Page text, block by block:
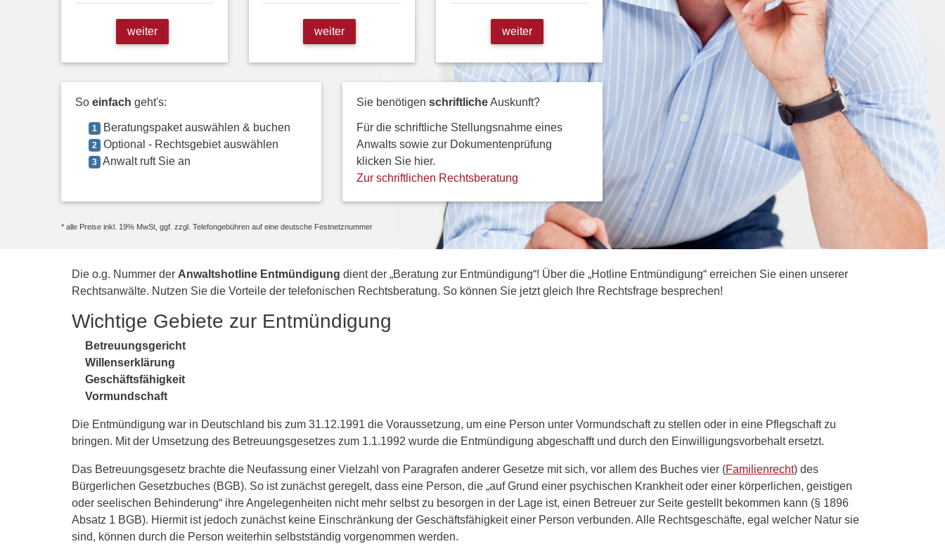
weiter weiter weiter
So einfach geht's:
1 Beratungspaket auswählen & buchen
2 Optional - Rechtsgebiet auswählen
3 Anwalt ruft Sie an
Sie benötigen schriftlicheAuskunft?
Für die schriftliche Stellungsnahme eines
Anwalts sowie zur Dokumentenprüfung
klicken Sie hier.
Zur schriftlichen Rechtsberatung
* alle Preise inkl. 19% MwSt, ggf. zzgl. Telefongebühren auf eine deutsche Festnetznummer
Die o.g. Nummer der Anwaltshotline Entmündigung dient der „Beratung zur Entmündigung“! Über die „Hotline Entmündigung“ erreichen Sie einen unserer
Rechtsanwälte. Nutzen Sie die Vorteile der telefonischen Rechtsberatung. So können Sie jetzt gleich Ihre Rechtsfrage besprechen!
Wichtige Gebiete zur Entmündigung
Betreuungsgericht
Willenserklärung
Geschäftsfähigkeit
Vormundschaft
Die Entmündigung war in Deutschland bis zum 31.12.1991 die Voraussetzung, um eine Person unter Vormundschaft zu stellen oder in eine Pflegschaft zu
bringen. Mit der Umsetzung des Betreuungsgesetzes zum 1.1.1992 wurde die Entmündigung abgeschafft und durch den Einwilligungsvorbehalt ersetzt.
Das Betreuungsgesetz brachte die Neufassung einer Vielzahl von Paragrafen anderer Gesetze mit sich, vor allem des Buches vier (Familienrecht) des
Bürgerlichen Gesetzbuches (BGB). So ist zunächst geregelt, dass eine Person, die „auf Grund einer psychischen Krankheit oder einer körperlichen, geistigen
oder seelischen Behinderung“ ihre Angelegenheiten nicht mehr selbst zu besorgen in der Lage ist, einen Betreuer zur Seite gestellt bekommen kann (§ 1896
Absatz 1 BGB). Hiermit ist jedoch zunächst keine Einschränkung der Geschäftsfähigkeit einer Person verbunden. Alle Rechtsgeschäfte, egal welcher Natur sie
sind, können durch die Person weiterhin selbstständig vorgenommen werden.